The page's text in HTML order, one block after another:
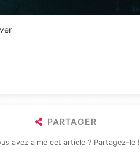
PARTAGER
avez aimé cet article ? Partagez-le !